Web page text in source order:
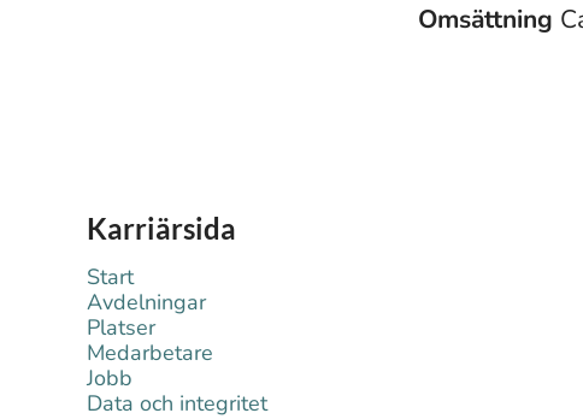
Omsättning
Karriärsida
Start
Avdelningar
Platser
Medarbetare
Jobb
Data och integritet